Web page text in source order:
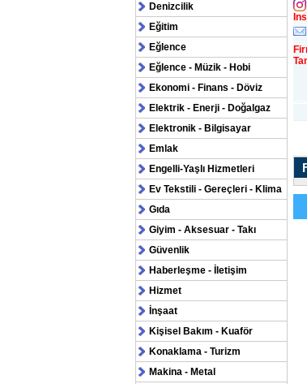
Denizcilik
Eğitim
Eğlence
Eğlence - Müzik - Hobi
Ekonomi - Finans - Döviz
Elektrik - Enerji - Doğalgaz
Elektronik - Bilgisayar
Emlak
Engelli-Yaşlı Hizmetleri
Ev Tekstili - Gereçleri - Klima
Gıda
Giyim - Aksesuar - Takı
Güvenlik
Haberleşme - İletişim
Hizmet
İnşaat
Kişisel Bakım - Kuaför
Konaklama - Turizm
Makina - Metal